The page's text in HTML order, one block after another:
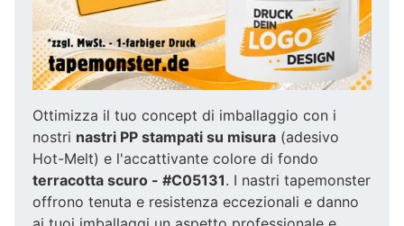
Ottimizza il tuo concept di imballaggio con i
nostri nastri PP stampati su misura (adesivo
Hot-Melt) e l'accattivante colore di fondo
terracotta scuro - #C05131. I nastri tapemonster
offrono tenuta e resistenza eccezionali e danno